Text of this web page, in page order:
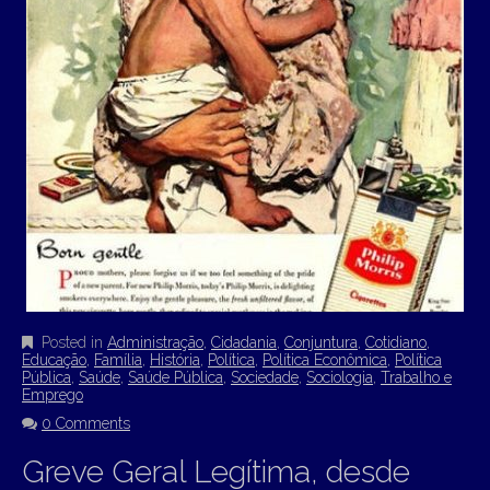
Posted in Administração Cidadania Conjuntura Cotidiano
Educação Família História Política Política Econômica
Política
Pública Saúde Saúde Pública Sociedade Sociologia Trabalho e
Emprego
0 Comments
Greve Geral Legítima, desde